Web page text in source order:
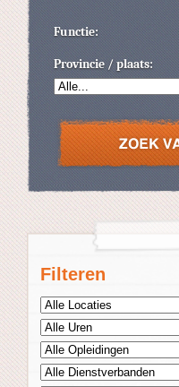
Filteren
Functie:
Provincie / plaats: